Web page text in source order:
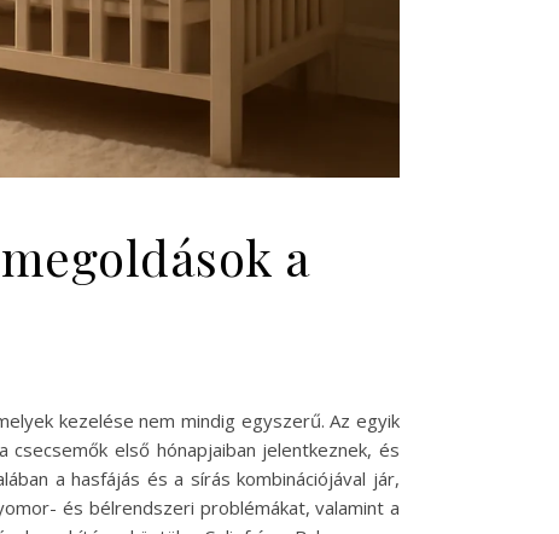
a
kezelése nem mindig egyszerű. Az egyik
első hónapjaiban jelentkeznek, és
a hasfájás és a sírás kombinációjával jár,
és bélrendszeri problémákat, valamint a